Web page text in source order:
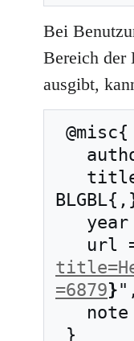
Bei
Bereich der
ausgibt,
url
=6879}",